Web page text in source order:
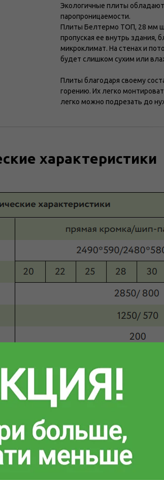
Экологичные плиты
паропроницаемости.
Плиты Белтермо ТОП, 28 мм
пропуская ее внутрь здания,
микроклимат. На стенах и
будет слишком сухим или
Плиты благодаря своему
горению. Их легко
легко можно подрезать до
характеристики